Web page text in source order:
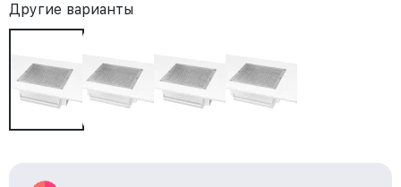
Другие варианты